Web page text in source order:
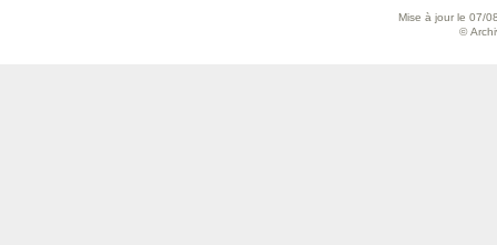
Mise à jour le 07/
©